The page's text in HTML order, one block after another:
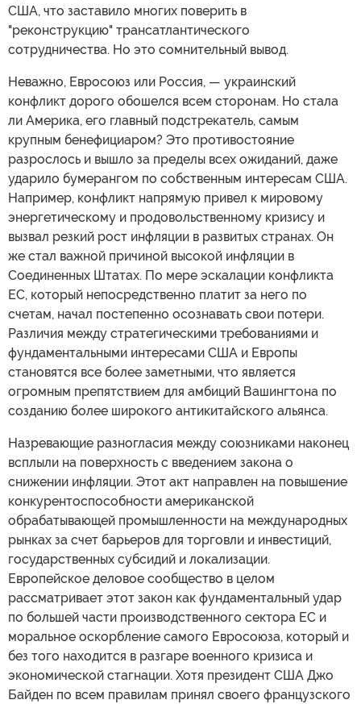
США, что заставило многих поверить в
"реконструкцию" трансатлантического
сотрудничества. Но это сомнительный вывод.
Неважно, Евросоюз или Россия, — украинский
конфликт дорого обошелся всем сторонам. Но стала
ли Америка, его главный подстрекатель, самым
крупным бенефициаром? Это противостояние
разрослось и вышло за пределы всех ожиданий, даже
ударило бумерангом по собственным интересам США.
Например, конфликт напрямую привел к мировому
энергетическому и продовольственному кризису и
вызвал резкий рост инфляции в развитых странах. Он
же стал важной причиной высокой инфляции в
Соединенных Штатах. По мере эскалации конфликта
ЕС, который непосредственно платит за него по
счетам, начал постепенно осознавать свои потери.
Различия между стратегическими требованиями и
фундаментальными интересами США и Европы
становятся все более заметными, что является
огромным препятствием для амбиций Вашингтона по
созданию более широкого антикитайского альянса.
Назревающие разногласия между союзниками наконец
всплыли на поверхность с введением закона о
снижении инфляции. Этот акт направлен на повышение
конкурентоспособности американской
обрабатывающей промышленности на международных
рынках за счет барьеров для торговли и инвестиций,
государственных субсидий и локализации.
Европейское деловое сообщество в целом
рассматривает этот закон как фундаментальный удар
по большей части производственного сектора ЕС и
моральное оскорбление самого Евросоюза, который и
без того находится в разгаре военного кризиса и
экономической стагнации. Хотя президент США Джо
Байден по всем правилам принял своего французского